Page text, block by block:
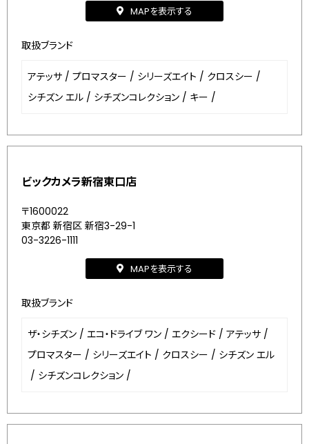
MAPを表示する
取扱ブランド
アテッサ / プロマスター / シリーズエイト / クロスシー /
シチズン エル / シチズンコレクション / キー /
ビックカメラ新宿東口店
〒1600022
東京都 新宿区 新宿3-29-1
03-3226-1111
MAPを表示する
取扱ブランド
ザ・シチズン / エコ・ドライブ ワン / エクシード / アテッサ /
プロマスター / シリーズエイト / クロスシー / シチズン エル
/ シチズンコレクション /